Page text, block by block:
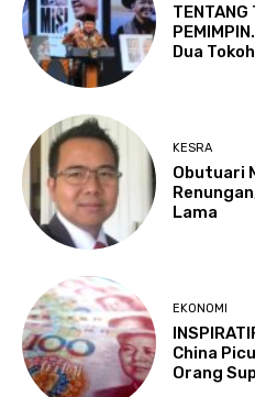
TENTANG
Dua
KESRA
Obutuari
Lama
EKONOMI
China
Orang